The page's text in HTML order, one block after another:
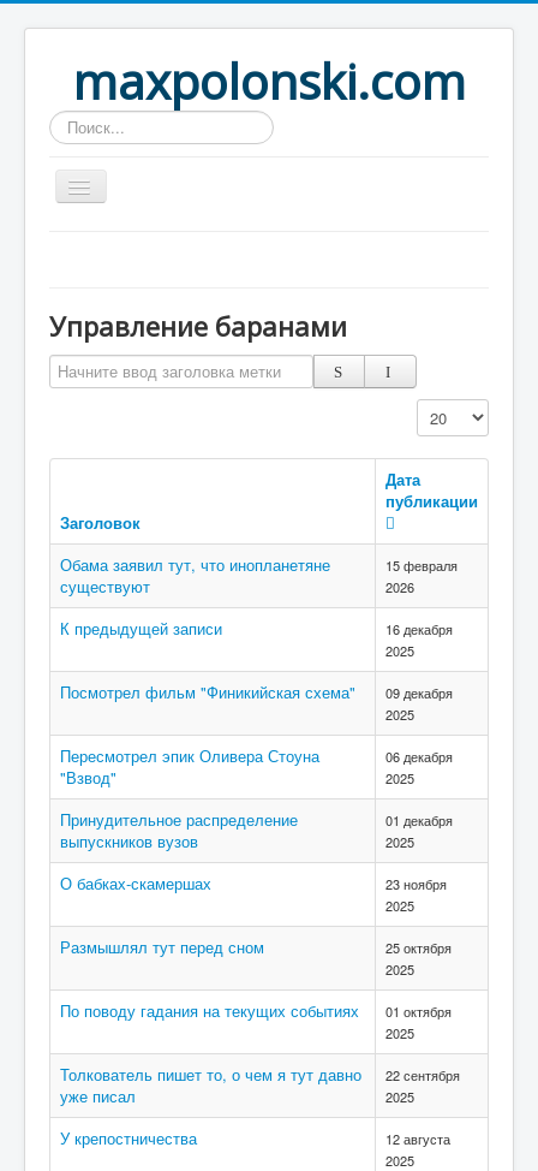
maxpolonski.com
Искать...
Рассказы
Контакты
Управление баранами
Начните ввод заголовка метки
Кол-во строк:
Заголовок
Дата
публикации
Обама заявил тут, что инопланетяне
существуют
15 февраля
2026
К предыдущей записи
16 декабря
2025
Посмотрел фильм "Финикийская схема"
09 декабря
2025
Пересмотрел эпик Оливера Стоуна
"Взвод"
06 декабря
2025
Принудительное распределение
выпускников вузов
01 декабря
2025
О бабках-скамершах
23 ноября
2025
Размышлял тут перед сном
25 октября
2025
По поводу гадания на текущих событиях
01 октября
2025
Толкователь пишет то, о чем я тут давно
уже писал
22 сентября
2025
У крепостничества
12 августа
2025